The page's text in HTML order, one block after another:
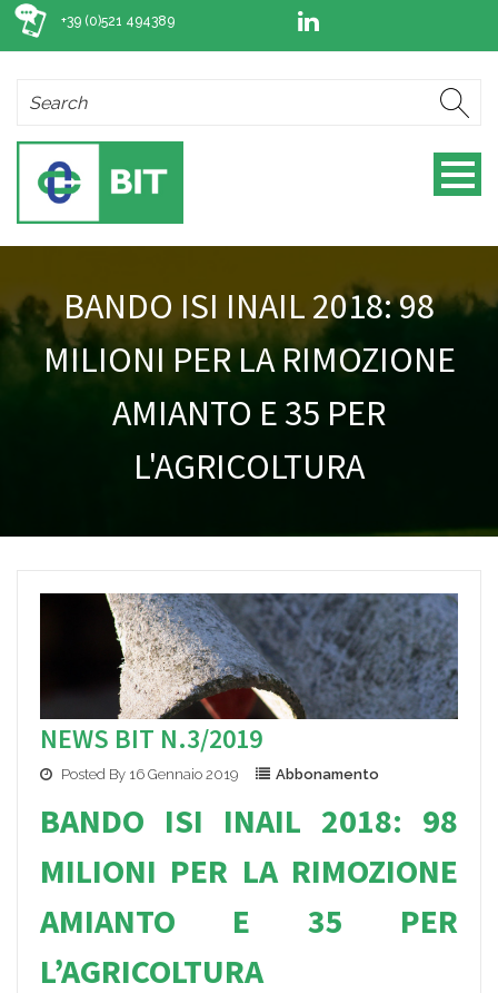
+39 (0)521 494389
BANDO ISI INAIL 2018: 98
MILIONI PER LA RIMOZIONE
AMIANTO E 35 PER
L'AGRICOLTURA
NEWS BIT N.3/2019
Posted By 16 Gennaio 2019 Abbonamento
BANDO ISI INAIL 2018: 98
MILIONI PER LA RIMOZIONE
AMIANTO E 35 PER
L’AGRICOLTURA